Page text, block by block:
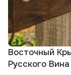
Восточный
Русского Вина